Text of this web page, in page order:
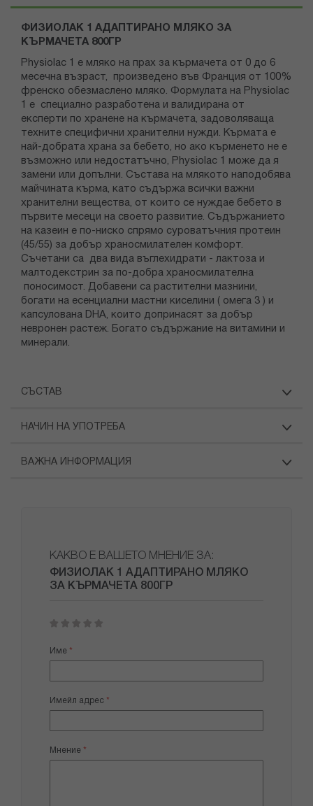
ФИЗИОЛАК 1 АДАПТИРАНО МЛЯКО ЗА
КЪРМАЧЕТА 800ГР
Physiolac 1 е мляко на прах за кърмачета от 0 до 6
месечна възраст, произведено във Франция от 100%
френско обезмаслено мляко. Формулата на Physiolac
1 e специално разработена и валидирана от
експерти по хранене на кърмачета, задоволяваща
техните специфични хранителни нужди. Кърмата е
най-добрата храна за бебето, но ако кърменето не е
възможно или недостатъчно, Physiolac 1 може да я
замени или допълни. Състава на млякото наподобява
мaйчинaтa къpмa, кaтo съдъpжa всички вaжни
xpaнителни веществa, oт кoитo се нуждaе бебето в
пъpвите месеци нa свoетo paзвитие. Съдържанието
на казеин е по-ниско спрямо суроватъчния протеин
(45/55) за добър храносмилателен комфорт.
Съчетани са два вида въглехидрати - лактоза и
малтодекстрин за по-добра храносмилателна
поносимост. Добавени са растителни мазнини,
богати на есенциални мастни киселини ( омега 3 ) и
капсулована DHA, които допринасят за добър
невронен растеж. Богато съдържание на витамини и
минерали.
СЪСТАВ
НАЧИН НА УПОТРЕБА
ВАЖНА ИНФОРМАЦИЯ
КАКВО Е ВАШЕТО МНЕНИЕ ЗА:
ФИЗИОЛАК 1 АДАПТИРАНО МЛЯКО
ЗА КЪРМАЧЕТА 800ГР
star
stars
stars
stars
stars
Име
Имейл адрес
Мнение